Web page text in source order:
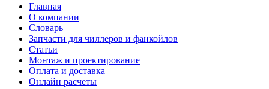
Главная
О компании
Словарь
Запчасти для чиллеров и фанкойлов
Статьи
Монтаж и проектирование
Оплата и доставка
Онлайн расчеты